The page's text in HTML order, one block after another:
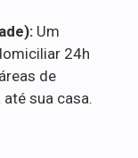
Um
24h
de
sua casa.